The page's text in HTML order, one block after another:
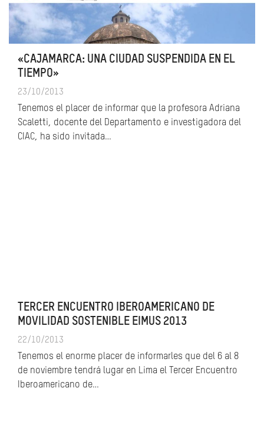
«CAJAMARCA: UNA CIUDAD SUSPENDIDA EN EL
TIEMPO»
23/10/2013
Tenemos el placer de informar que la profesora Adriana
Scaletti, docente del Departamento e investigadora del
CIAC, ha sido invitada…
TERCER ENCUENTRO IBEROAMERICANO DE
MOVILIDAD SOSTENIBLE EIMUS 2013
22/10/2013
Tenemos el enorme placer de informarles que del 6 al 8
de noviembre tendrá lugar en Lima el Tercer Encuentro
Iberoamericano de…